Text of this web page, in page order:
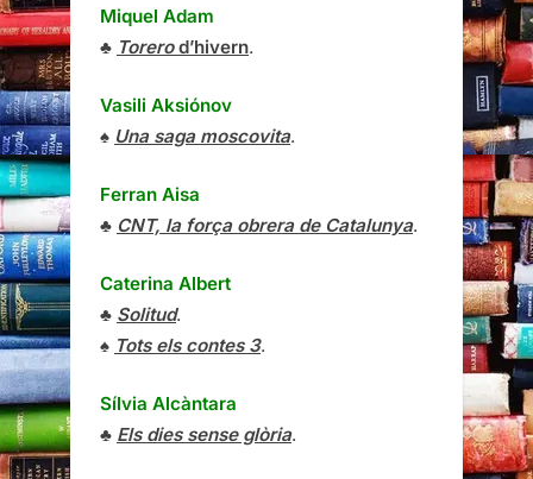
Miquel Adam
♣ Torerod’hivern.
Vasili Aksiónov
♠ Una saga moscovita.
Ferran Aisa
♣ CNT, la força obrera de Catalunya.
Caterina Albert
♣ Solitud.
♠ Tots els contes 3.
Sílvia Alcàntara
♣ Els dies sense glòria.